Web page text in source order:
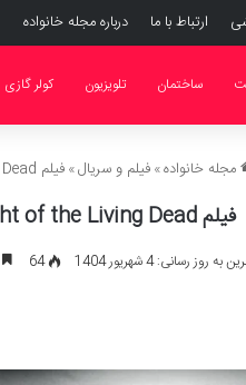
ارتباط با ما درباره مجله خانواده
ساختمان تلویزیون کولر گازی
مجله خانواده»فیلم و سریال»فیلم Night of the Living Dead: شاهکار کلاسیک ترسناک (1968)
فیلم Night of the Living Dead: شاهکار کلاسیک ترسناک (1968)
به روز رسانی: 4 شهریور 1404 64